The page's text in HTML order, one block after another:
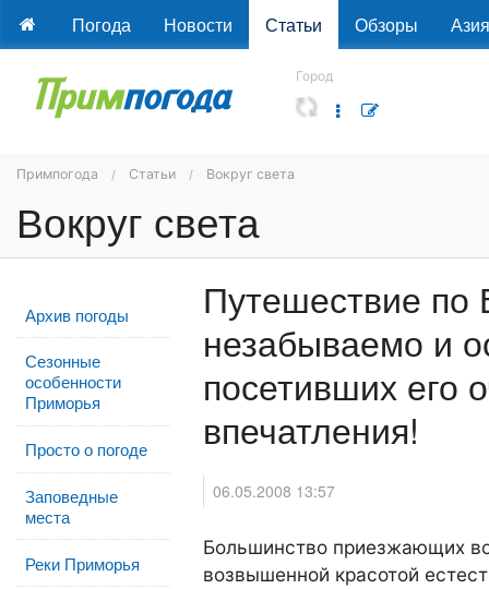
Погода Новости Статьи Обзоры Азия
Город
Примпогода Статьи Вокруг света
Вокруг света
Архив погоды
Сезонные
особенности
Приморья
Просто о погоде
Заповедные
места
Реки Приморья
Путешествие по
незабываемо и
посетивших его
впечатления!
06.05.2008 13:57
Большинство приезжающих
возвышенной красотой